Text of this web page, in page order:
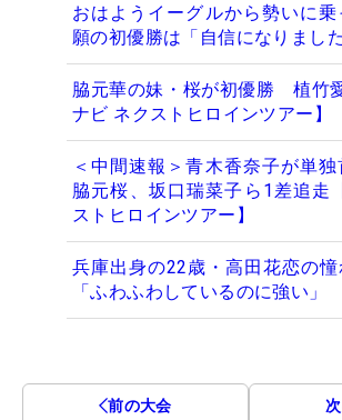
おはようイーグルから勢いに
願の初優勝は「自信になりました
脇元華の妹・桜が初優勝 植竹
ナビ ネクストヒロインツアー】
＜中間速報＞青木香奈子が単
脇元桜、坂口瑞菜子ら1差追走
ストヒロインツアー】
兵庫出身の22歳・高田花恋の
「ふわふわしているのに強い」
前の大会